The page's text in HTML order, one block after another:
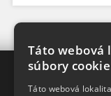
Táto webová
súbory
Táto webová